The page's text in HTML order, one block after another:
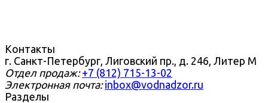
Контакты
г. Санкт-Петербург, Лиговский пр., д. 246, Литер М
Отдел продаж: +7 (812) 715-13-02
Электронная почта: inbox@vodnadzor.ru
Разделы